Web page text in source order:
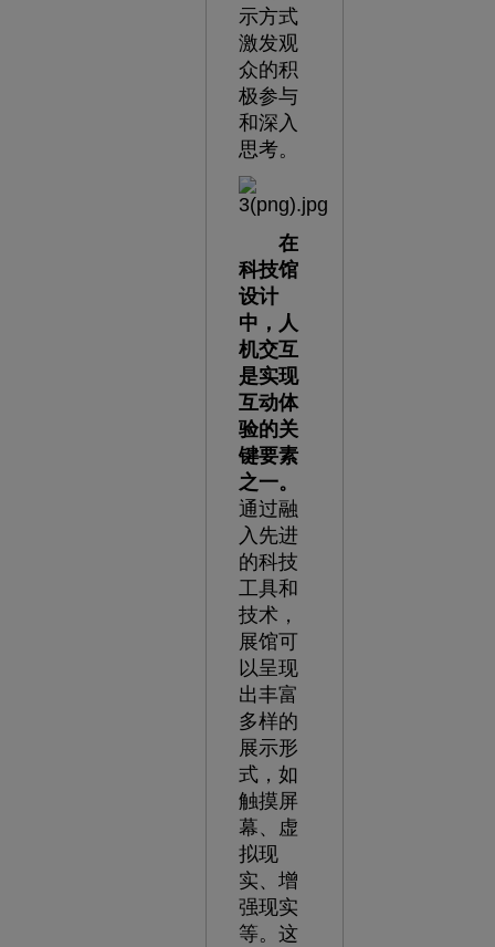
示方式
激发观
众的积
极参与
和深入
思考。
在
科技馆
设计
中，人
机交互
是实现
互动体
验的关
键要素
之一。
通过融
入先进
的科技
工具和
技术，
展馆可
以呈现
出丰富
多样的
展示形
式，如
触摸屏
幕、虚
拟现
实、增
强现实
等。这